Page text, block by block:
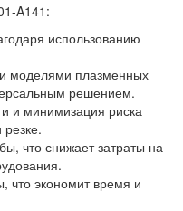
A141:
использованию
моделями плазменных
решением.
и минимизация риска
что снижает затраты на
что экономит время и